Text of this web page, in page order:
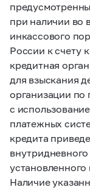
при наличии во
инкассового
России к счету
кредитная
для взыскания
организации по
с
платежных
кредита
Наличие